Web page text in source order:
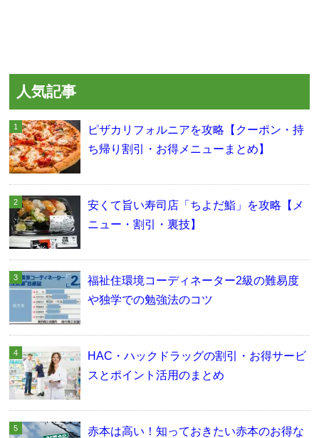
人気記事
ピザカリフォルニアを攻略【クーポン・持
ち帰り割引・お得メニューまとめ】
安くて旨い寿司店「ちよだ鮨」を攻略【メ
ニュー・割引・裏技】
福祉住環境コーディネーター2級の難易度
や独学での勉強法のコツ
HAC・ハックドラッグの割引・お得サービ
スとポイント活用のまとめ
赤本は高い！知っておきたい赤本のお得な